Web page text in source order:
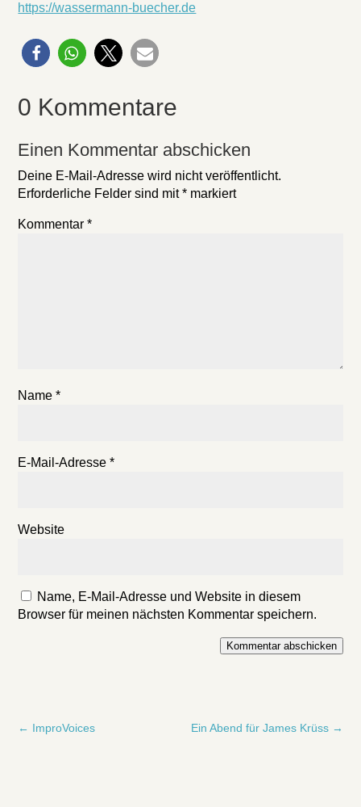
https://wassermann-buecher.de
0 Kommentare
Einen Kommentar abschicken
Deine E-Mail-Adresse wird nicht veröffentlicht.
Erforderliche Felder sind mit* markiert
Kommentar*
Name*
E-Mail-Adresse*
Website
Name, E-Mail-Adresse und Website in diesem
Browser für meinen nächsten Kommentar speichern.
Kommentar abschicken
← ImproVoices Ein Abend für James Krüss→